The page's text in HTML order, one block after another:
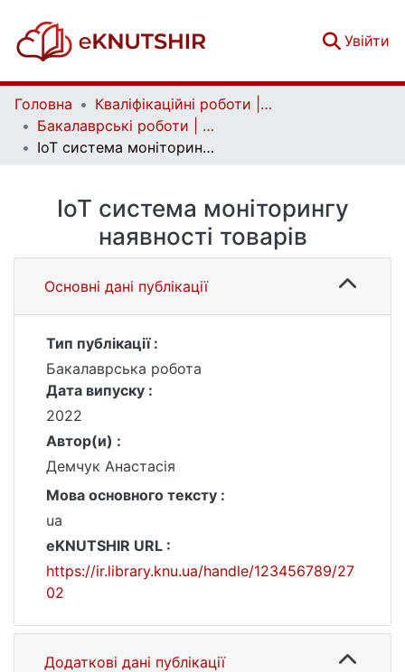
Увійти
Головна
Кваліфікаційні роботи | Qualifying works
Бакалаврські роботи | Bachelor theses
ІоТ система моніторингу наявності товарів
ІоТ система моніторингу
наявності товарів
Основні дані публікації
Тип публікації :
Бакалаврська робота
Дата випуску :
2022
Автор(и) :
Демчук Анастасія
Мова основного тексту :
ua
eKNUTSHIR URL :
https://ir.library.knu.ua/handle/123456789/27
02
Додаткові дані публікації